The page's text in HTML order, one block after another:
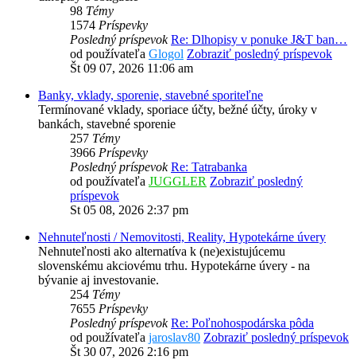
98 Témy
1574 Príspevky
Posledný príspevok Re: Dlhopisy v ponuke J&T ban…
od používateľa Glogol Zobraziť posledný príspevok
Št 09 07, 2026 11:06 am
Banky, vklady, sporenie, stavebné sporiteľne
Termínované vklady, sporiace účty, bežné účty, úroky v
bankách, stavebné sporenie
257 Témy
3966 Príspevky
Posledný príspevok Re: Tatrabanka
od používateľa JUGGLER Zobraziť posledný
príspevok
St 05 08, 2026 2:37 pm
Nehnuteľnosti / Nemovitosti, Reality, Hypotekárne úvery
Nehnuteľnosti ako alternatíva k (ne)existujúcemu
slovenskému akciovému trhu. Hypotekárne úvery - na
bývanie aj investovanie.
254 Témy
7655 Príspevky
Posledný príspevok Re: Poľnohospodárska pôda
od používateľa jaroslav80 Zobraziť posledný príspevok
Št 30 07, 2026 2:16 pm